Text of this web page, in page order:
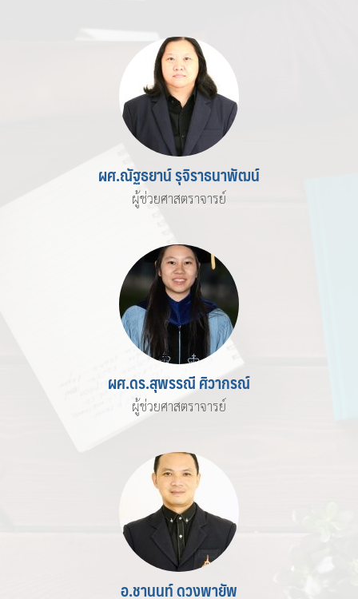
ผศ.ณัฐธยาน์ รุจิราธนาพัฒน์
ผู้ช่วยศาสตราจารย์
ผศ.ดร.สุพรรณี ศิวากรณ์
ผู้ช่วยศาสตราจารย์
อ.ชานนท์ ดวงพายัพ